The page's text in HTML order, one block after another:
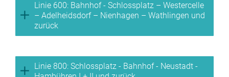
Linie 600: Bahnhof - Schlossplatz – Westercelle
– Adelheidsdorf – Nienhagen – Wathlingen und
zurück
Linie 800: Schlossplatz - Bahnhof - Neustadt -